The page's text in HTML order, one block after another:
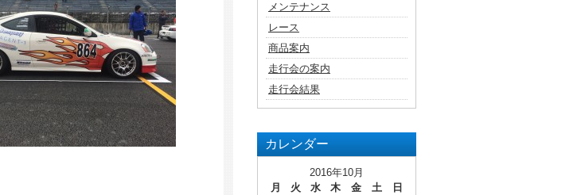
メンテナンス
レース
商品案内
走行会の案内
走行会結果
カレンダー
2016年10月
月
火 水 木 金 土
日